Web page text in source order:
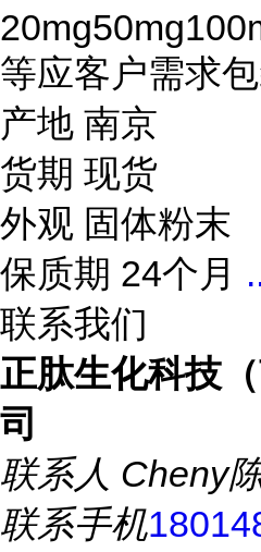
等应客户需求
产地 南京
货期 现货
外观 固体粉末
保质期 24个月
联系我们
正肽生化科技
司
联系人 Cheny
联系手机